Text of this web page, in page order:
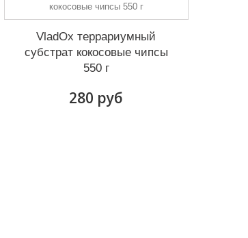
VladOx террариумный
субстрат кокосовые чипсы
550 г
280 руб